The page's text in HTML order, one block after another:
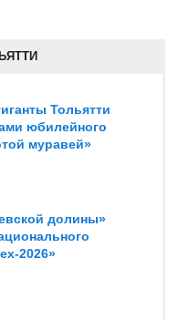
Тольятти
юбилейного
муравей»
долины»
2026»